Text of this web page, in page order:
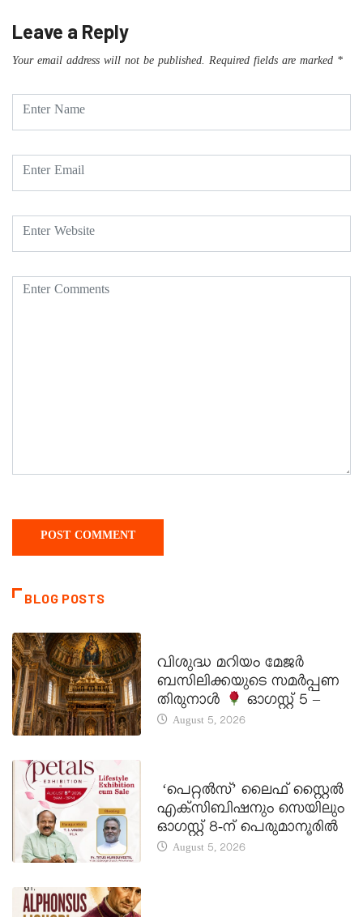
Leave a Reply
Your email address will not be published. Required fields are marked *
BLOG POSTS
വിശുദ്ധ മറിയം മേജർ
ബസിലിക്കയുടെ സമർപ്പണ
തിരുനാൾ
ഓഗസ്റ്റ് 5 –
August 5, 2026
‘പെറ്റൽസ്’ ലൈഫ് സ്റ്റൈൽ
എക്സിബിഷനും സെയിലും
ഓഗസ്റ്റ് 8-ന് പെരുമാനൂരിൽ
August 5, 2026